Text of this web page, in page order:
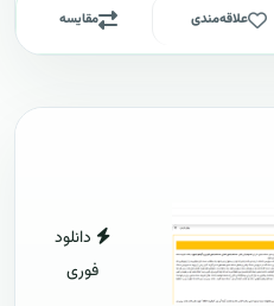
علاقه‌مندی مقایسه
دانلود
فوری